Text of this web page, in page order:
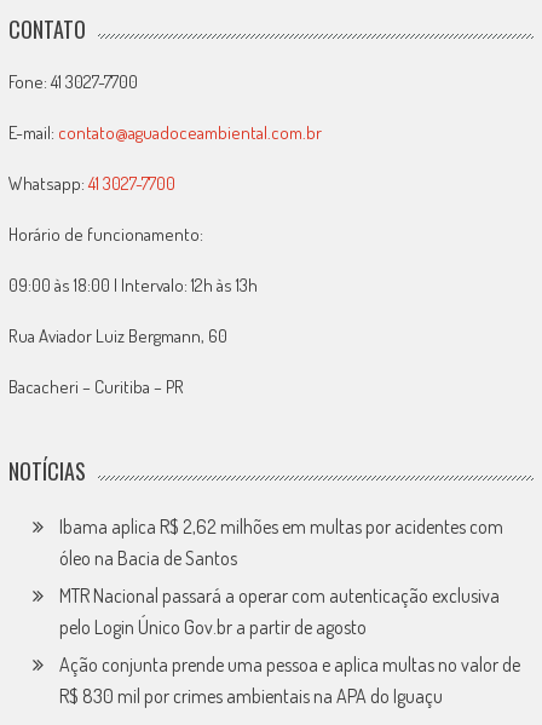
CONTATO
Fone: 41 3027-7700
E-mail: contato@aguadoceambiental.com.br
Whatsapp: 41 3027-7700
Horário de funcionamento:
09:00 às 18:00 | Intervalo: 12h às 13h
Rua Aviador Luiz Bergmann, 60
Bacacheri – Curitiba – PR
NOTÍCIAS
Ibama aplica R$ 2,62 milhões em multas por acidentes com
óleo na Bacia de Santos
MTR Nacional passará a operar com autenticação exclusiva
pelo Login Único Gov.br a partir de agosto
Ação conjunta prende uma pessoa e aplica multas no valor de
R$ 830 mil por crimes ambientais na APA do Iguaçu